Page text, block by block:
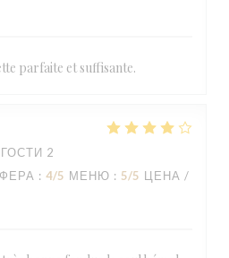
parfaite et suffisante.
2
: 4/5 МЕНЮ : 5/5 ЦЕНА /